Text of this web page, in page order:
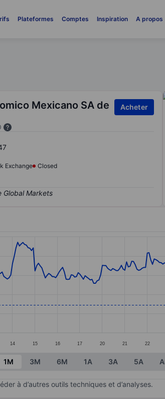
Plateformes Comptes Inspiration A propos
Mexicano SA de
Acheter
Exchange
Closed
categories.
values. Data ranges from 121.11 to
14 15 16 17 20 21 22
1M 3M 6M 1A 3A 5A
à d’autres outils techniques et d’analyses.